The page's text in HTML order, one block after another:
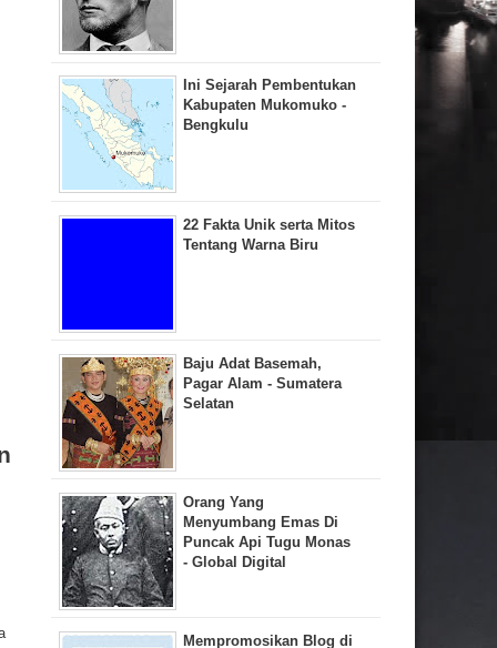
Ini Sejarah Pembentukan
Kabupaten Mukomuko -
Bengkulu
22 Fakta Unik serta Mitos
Tentang Warna Biru
Baju Adat Basemah,
Pagar Alam - Sumatera
Selatan
Orang Yang
Menyumbang Emas Di
Puncak Api Tugu Monas
- Global Digital
Mempromosikan Blog di